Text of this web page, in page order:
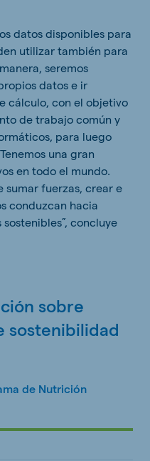
datos disponibles para
utilizar también para
seremos
datos e ir
cálculo, con el objetivo
de trabajo común y
para luego
una gran
en todo el mundo.
sumar fuerzas, crear e
conduzcan hacia
concluye
sobre
sostenibilidad
de Nutrición